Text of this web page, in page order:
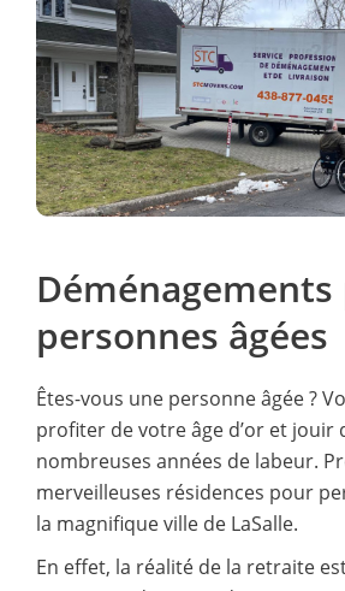
personnes âgées
Êtes-vous une personne âgée ?
profiter de votre âge d’or et jouir
nombreuses années de labeur.
merveilleuses résidences pour
la magnifique ville de LaSalle.
En effet, la réalité de la retraite